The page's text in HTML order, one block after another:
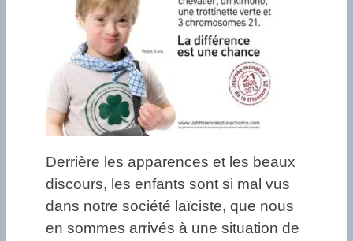
Derrière les apparences et les beaux
discours, les enfants sont si mal vus
dans notre société laïciste, que nous
en sommes arrivés à une situation de